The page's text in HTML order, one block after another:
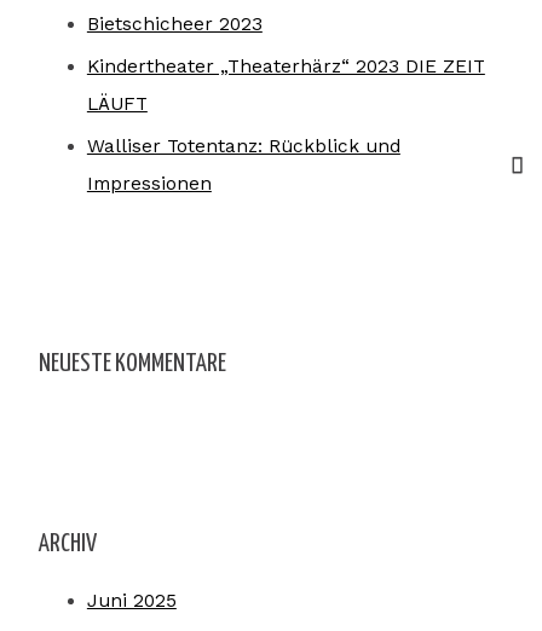
Bietschicheer 2023
Kindertheater „Theaterhärz“ 2023 DIE ZEIT
LÄUFT
Walliser Totentanz: Rückblick und
Impressionen
NEUESTE KOMMENTARE
ARCHIV
Juni 2025